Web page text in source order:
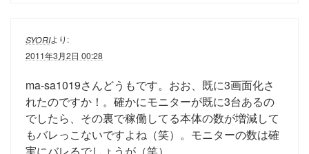
SYORIより:
2011年3月2日 00:28
ma-sa1019さんどうもです。おお、既に3画面化さ
れたのですか！。確かにモニターが既に3台あるの
でしたら、その裏で稼働してる本体の数が増減して
もバレっこないですよね（笑）。モニターの数は確